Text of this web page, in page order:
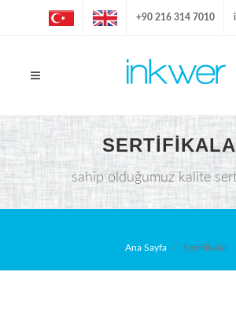
+90 216 314 7010
sahip olduğumuz kalite
Ana Sayfa Sertifikalar